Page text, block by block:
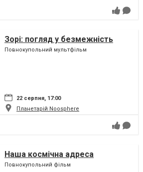
Зорі: погляд у безмежність
Повнокупольний мультфільм
22 серпня, 17:00
Планетарій Noosphere
Наша космічна адреса
Повнокупольний фільм